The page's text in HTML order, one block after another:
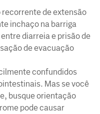
recorrente de extensão
inchaço na barriga
diarreia e prisão de
de evacuação
confundidos
Mas se você
busque orientação
pode causar